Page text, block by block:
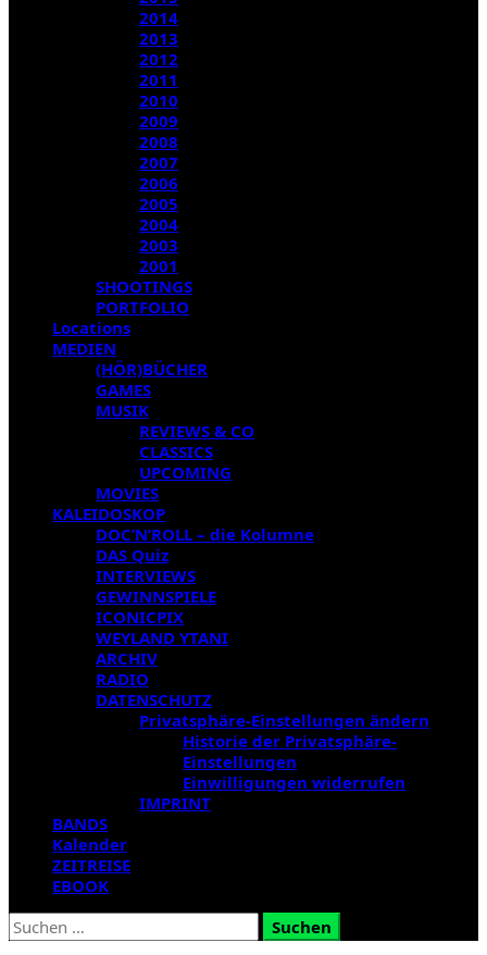
2014
2013
2012
2011
2010
2009
2008
2007
2006
2005
2004
2003
2001
SHOOTINGS
PORTFOLIO
Locations
MEDIEN
(HÖR)BÜCHER
GAMES
MUSIK
REVIEWS & CO
CLASSICS
UPCOMING
MOVIES
KALEIDOSKOP
DOC’N’ROLL – die Kolumne
DAS Quiz
INTERVIEWS
GEWINNSPIELE
ICONICPIX
WEYLAND YTANI
ARCHIV
RADIO
DATENSCHUTZ
Privatsphäre-Einstellungen ändern
Historie der Privatsphäre-
Einstellungen
Einwilligungen widerrufen
IMPRINT
BANDS
Kalender
ZEITREISE
EBOOK
Suchen
nach: